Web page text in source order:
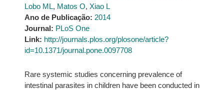
Lobo ML, Matos O, Xiao L
Ano de Publicação: 2014
Journal: PLoS One
Link: http://journals.plos.org/plosone/article?
id=10.1371/journal.pone.0097708
Rare systemic studies concerning prevalence of
intestinal parasites in children have been conducted in